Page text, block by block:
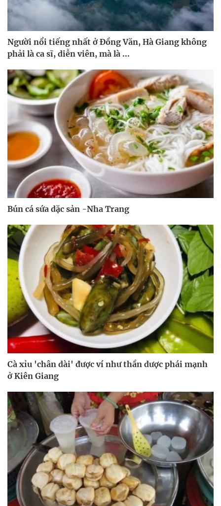
Người nổi tiếng nhất ở Đồng Văn, Hà Giang không
phải là ca sĩ, diễn viên, mà là ...
Bún cá sứa dặc sản -Nha Trang
Cà xỉu 'chân dài' được ví như thần dược phái mạnh
ở Kiên Giang